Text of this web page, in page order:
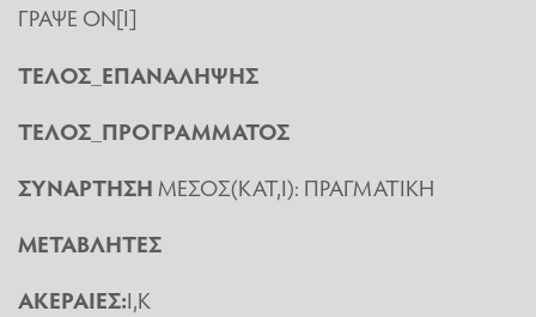
ΓΡΑΨΕ ΟΝ[Ι]
ΤΕΛΟΣ_ΕΠΑΝΑΛΗΨΗΣ
ΤΕΛΟΣ_ΠΡΟΓΡΑΜΜΑΤΟΣ
ΣΥΝΑΡΤΗΣΗ ΜΕΣΟΣ(ΚΑΤ,Ι): ΠΡΑΓΜΑΤΙΚΗ
ΜΕΤΑΒΛΗΤΕΣ
ΑΚΕΡΑΙΕΣ:Ι,Κ